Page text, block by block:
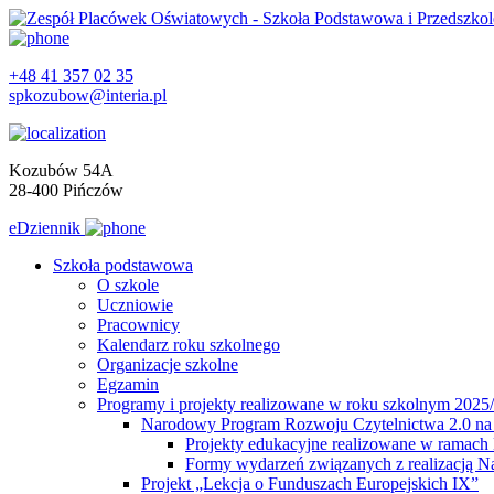
+48 41 357 02 35
spkozubow@interia.pl
Kozubów 54A
28-400 Pińczów
eDziennik
Szkoła podstawowa
O szkole
Uczniowie
Pracownicy
Kalendarz roku szkolnego
Organizacje szkolne
Egzamin
Programy i projekty realizowane w roku szkolnym
Narodowy Program Rozwoju Czytelnictwa 2.0
Projekty edukacyjne realizowane w
Formy wydarzeń związanych z realizacją
Projekt „Lekcja o Funduszach Europejskich IX”